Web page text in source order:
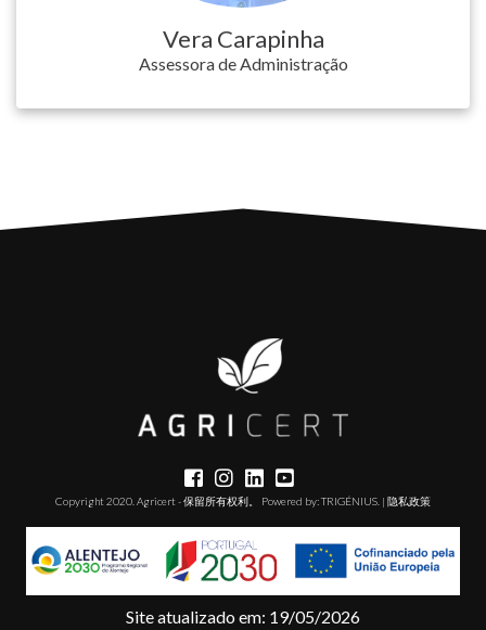
Vera Carapinha
Assessora de Administração
Copyright 2020. Agricert - 保留所有权利。 Powered by:TRIGÉNIUS . | 隐私政策
Site atualizado em: 19/05/2026